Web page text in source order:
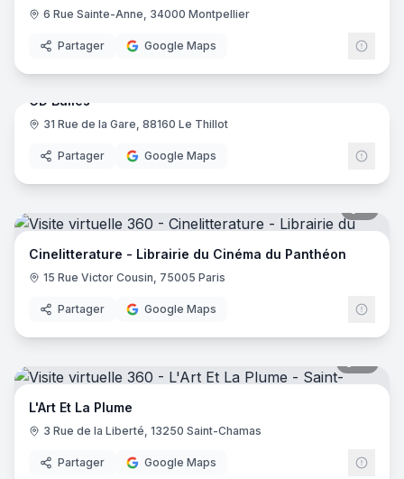
6 Rue Sainte-Anne, 34000 Montpellier
Partager Google Maps
10
CD Bulles
31 Rue de la Gare, 88160 Le Thillot
Partager Google Maps
Cinelitterature - Librairie du Cinéma du Panthéon
15 Rue Victor Cousin, 75005 Paris
Partager Google Maps
L'Art Et La Plume
3 Rue de la Liberté, 13250 Saint-Chamas
Partager Google Maps
18